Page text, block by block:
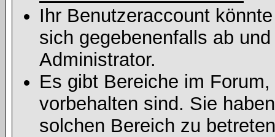
Ihr Benutzeraccount
sich gegebenenfalls ab
Administrator.
Es gibt Bereiche im
vorbehalten sind. Sie
solchen Bereich zu